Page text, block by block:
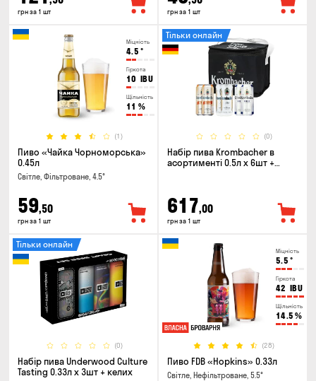
грн за 1 шт грн за 1 шт
Міцність
4.5 °
Гіркота
10 IBU
Щільність
11 %
(1)
Пиво «Чайка Чорноморська»
0.45л
Світле, Фільтроване, 4.5°
59,50
грн за 1 шт
(0)
Тільки онлайн
Набір пива Krombacher в
асортименті 0.5л х 6шт +
617,00
грн за 1 шт
(0)
Тільки онлайн
Набір пива Underwood Culture
Tasting 0.33л x 3шт + келих
Міцність
5.5 °
Гіркота
42 IBU
Щільність
14.5 %
(28)
Пиво FDB «Hopkins» 0.33л
Світле, Нефільтроване, 5.5°